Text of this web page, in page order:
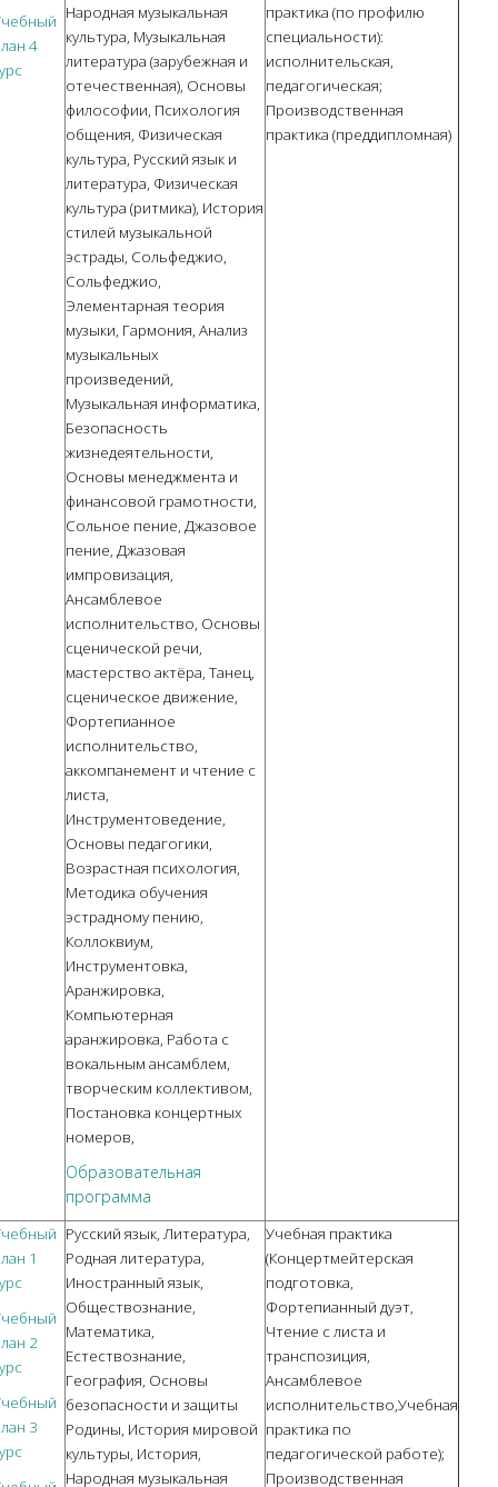
4
Народная музыкальная
культура, Музыкальная
литература (зарубежная и
отечественная), Основы
философии, Психология
общения, Физическая
культура, Русский язык и
литература, Физическая
культура (ритмика), История
стилей музыкальной
эстрады, Сольфеджио,
Сольфеджио,
Элементарная теория
музыки, Гармония, Анализ
музыкальных
произведений,
Музыкальная информатика,
Безопасность
жизнедеятельности,
Основы менеджмента и
финансовой грамотности,
Сольное пение, Джазовое
пение, Джазовая
импровизация,
Ансамблевое
исполнительство, Основы
сценической речи,
мастерство актёра, Танец,
сценическое движение,
Фортепианное
исполнительство,
аккомпанемент и чтение с
листа,
Инструментоведение,
Основы педагогики,
Возрастная психология,
Методика обучения
эстрадному пению,
Коллоквиум,
Инструментовка,
Аранжировка,
Компьютерная
аранжировка, Работа с
вокальным ансамблем,
творческим коллективом,
Постановка концертных
номеров,
Образовательная
программа
практика (по профилю
специальности):
исполнительская,
педагогическая;
Производственная
практика (преддипломная)
1
2
3
Русский язык, Литература,
Родная литература,
Иностранный язык,
Обществознание,
Математика,
Естествознание,
География, Основы
безопасности и защиты
Родины, История мировой
культуры, История,
Народная музыкальная
Учебная практика
(Концертмейтерская
подготовка,
Фортепианный дуэт,
Чтение с листа и
транспозиция,
Ансамблевое
исполнительство,Учебная
практика по
педагогической работе);
Производственная